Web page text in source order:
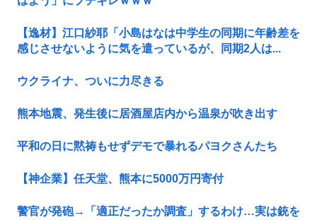
【逸材】江口紗耶「小島はなは中学生の同期に年齢差を
感じさせないように気を遣っているが、同期2人は...
ウクライナ、ついに力尽きる
熊本地震、発生後に居酒屋店内から温泉が吹き出す
平和の日に黙祷もせずデモで暴れるパヨクさんたち
【神企業】任天堂、熊本に5000万円寄付
警官が発砲→「適正だったか調査」するわけ…実は銃を